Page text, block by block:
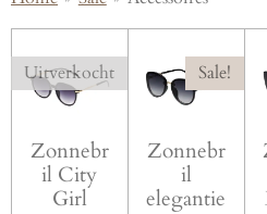
Uitverkocht
Zonnebr
il City
Girl
Sale!
Zonnebr
il
elegantie